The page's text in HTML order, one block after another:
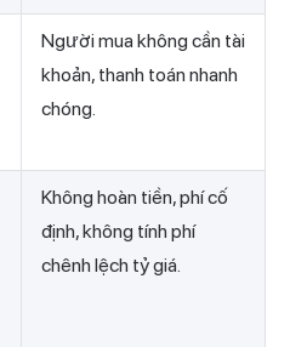
Người mua không cần tài
khoản, thanh toán nhanh
chóng.
Không hoàn tiền, phí cố
định, không tính phí
chênh lệch tỷ giá.